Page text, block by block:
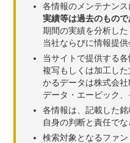
各情報のメンテナン
実績等は過去のもの
期間の実績を分析し
当社ならびに情報提
当サイトで提供する
複写もしくは加工し
かるデータは株式会
データ・エービック
各情報は、記載した
自身の判断と責任で
検索対象となるファン